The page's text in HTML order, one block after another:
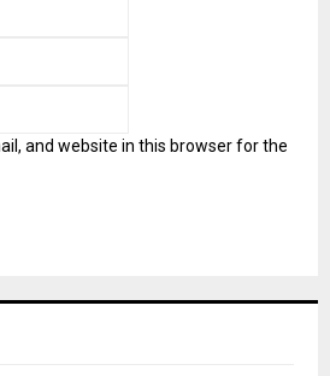
and website in this browser for the